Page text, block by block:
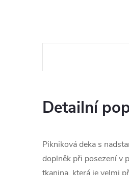
Detailní
Pikniková deka s
doplněk při posezení v